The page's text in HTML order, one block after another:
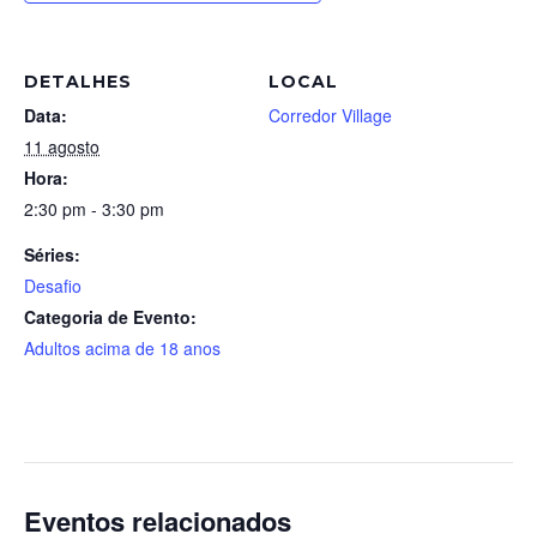
DETALHES
Data:
11 agosto
Hora:
2:30 pm - 3:30 pm
Séries:
Desafio
Categoria de Evento:
Adultos acima de 18 anos
LOCAL
Corredor Village
Eventos relacionados